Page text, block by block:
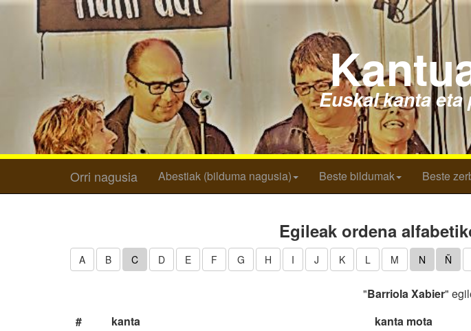
Euskal kanta
Orri nagusia Abestiak (bilduma nagusia) Beste bildumak Beste
Egileak ordena
A B C D E F G H I J K L M N Ñ
"Barriola Xabier"
#
kanta kanta mota